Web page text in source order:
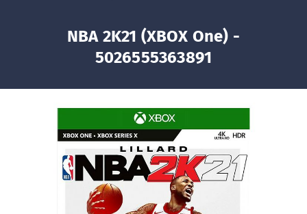
NBA 2K21 (XBOX One) -
5026555363891